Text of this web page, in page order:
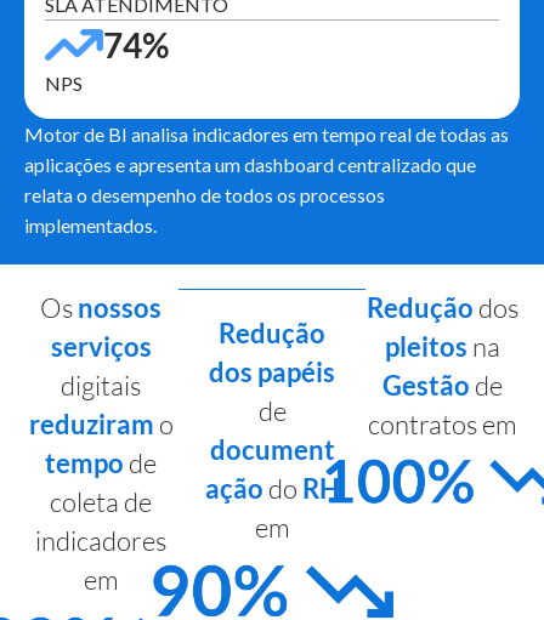
74%
NPS
Motor de BI analisa indicadores em tempo real de todas as
aplicações e apresenta um dashboard centralizado que
relata o desempenho de todos os processos
implementados.
Osnossos
serviços
digitais
reduziram o
tempo de
coleta de
indicadores
em
Redução
dos papéis
de
document
ação do RH
em
Redução dos
pleitos na
Gestão de
contratos em